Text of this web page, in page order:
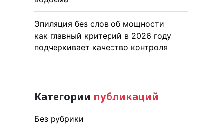
Эпиляция без слов об мощности
как главный критерий в 2026 году
подчеркивает качество контроля
Категории публикаций
Без рубрики